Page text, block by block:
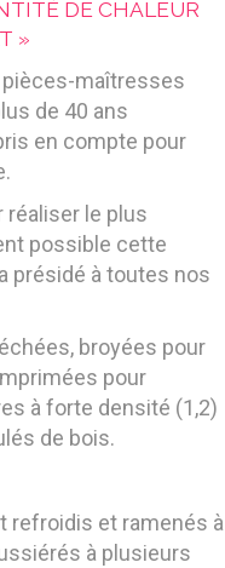
DE CHALEUR
»
pièces-maîtresses
de 40 ans
en compte pour
le plus
possible cette
présidé à toutes nos
broyées pour
pour
à forte densité (1,2)
de bois.
refroidis et ramenés à
à plusieurs